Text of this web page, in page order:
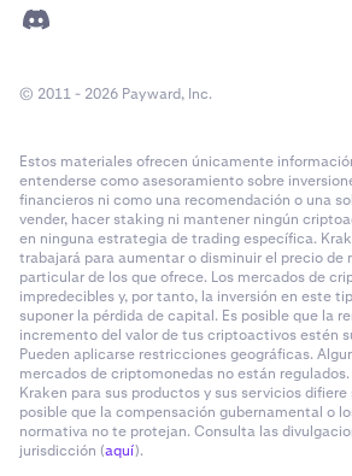
© 2011 - 2026 Payward, Inc.
Estos materiales ofrecen únicamente
entenderse como asesoramiento sobre
financieros ni como una recomendación o una
vender, hacer staking ni mantener ningún
en ninguna estrategia de trading específica.
trabajará para aumentar o disminuir el precio de
particular de los que ofrece. Los mercados de
impredecibles y, por tanto, la inversión en este
suponer la pérdida de capital. Es posible que la
incremento del valor de tus criptoactivos estén
Pueden aplicarse restricciones geográficas.
mercados de criptomonedas no están
Kraken para sus productos y sus servicios
posible que la compensación gubernamental o
normativa no te protejan. Consulta las
jurisdicción (aquí).